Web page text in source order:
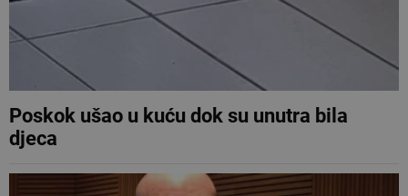
Poskok ušao u kuću dok su unutra bila
djeca